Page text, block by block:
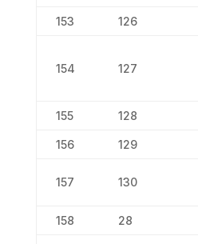
153 126
154 127
155 128
156 129
157 130
158 28